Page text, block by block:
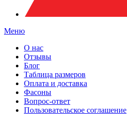
Меню
О нас
Отзывы
Блог
Таблица размеров
Оплата и доставка
Фасоны
Вопрос-ответ
Пользовательское соглашение